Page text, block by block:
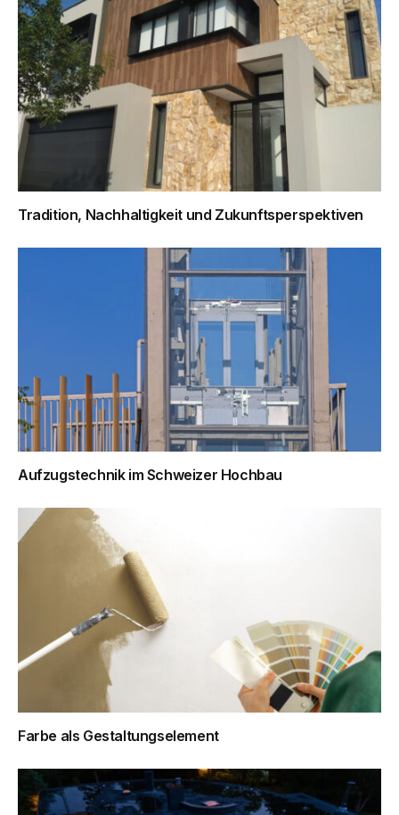
Tradition, Nachhaltigkeit und Zukunftsperspektiven
Aufzugstechnik im Schweizer Hochbau
Farbe als Gestaltungselement